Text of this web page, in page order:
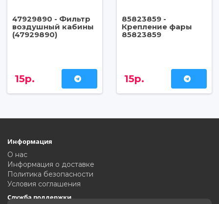
47929890 - Фильтр
воздушный кабины
(47929890)
15р.
85823859 -
Крепление фары
85823859
15р.
Информация
О нас
Информация о доставке
Политика безопасности
Условия соглашения
Служба поддержки